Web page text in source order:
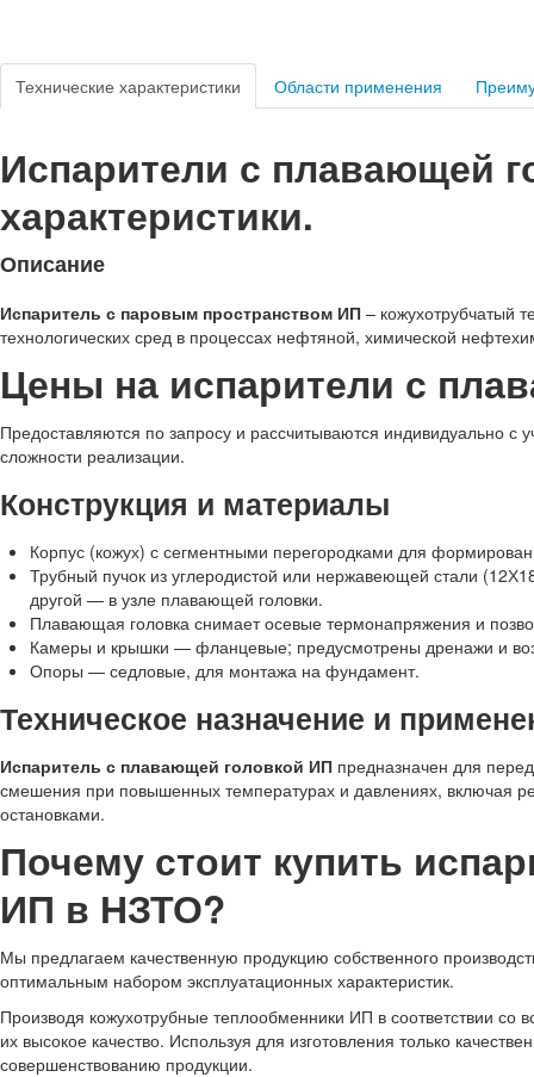
Технические характеристики Области применения
Испарители с плавающей
характеристики.
Описание
Испаритель с паровым пространством ИП – кожухотрубчатый
технологических сред в процессах нефтяной, химической
Цены на испарители с
Предоставляются по запросу и рассчитываются индивидуально с
сложности реализации.
Конструкция и материалы
Корпус (кожух) с сегментными перегородками для
Трубный пучок из углеродистой или нержавеющей стали
другой — в узле плавающей головки.
Плавающая головка снимает осевые термонапряжения и
Камеры и крышки — фланцевые; предусмотрены дренажи и
Опоры — седловые, для монтажа на фундамент.
Техническое назначение и
Испаритель с плавающей головкой ИП предназначен для
смешения при повышенных температурах и давлениях, включая
остановками.
Почему стоит купить
ИП в НЗТО?
Мы предлагаем качественную продукцию собственного
оптимальным набором эксплуатационных характеристик.
Производя кожухотрубные теплообменники ИП в соответствии
их высокое качество. Используя для изготовления только
совершенствованию продукции.